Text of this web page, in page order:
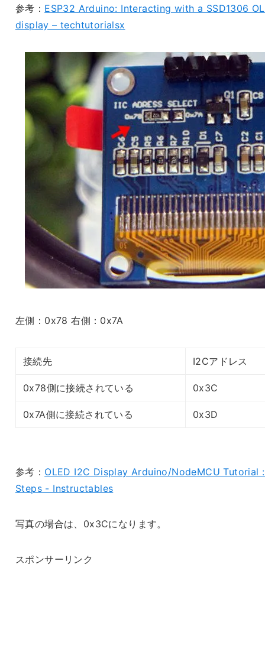
参考： ESP32 Arduino: Interacting with a SSD1306
display – techtutorialsx
左側：0x78 右側：0x7A
接続先 I2Cアドレス
0x78側に接続されている 0x3C
0x7A側に接続されている 0x3D
参考： OLED I2C Display Arduino/NodeMCU Tutorial
Steps - Instructables
写真の場合は、0x3Cになります。
スポンサーリンク